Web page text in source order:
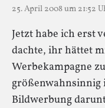
25. April 2008 um 21:52
Jetzt habe ich erst
dachte, ihr hättet
Werbekampagne
größenwahnsinnig
Bildwerbung